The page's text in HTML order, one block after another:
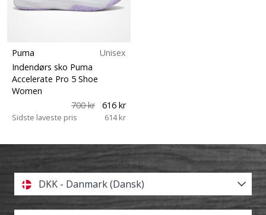
Puma
Unisex
Indendørs sko Puma
Accelerate Pro 5 Shoe
Women
700 kr
616 kr
Sidste laveste pris 614 kr
DKK - Danmark (Dansk)